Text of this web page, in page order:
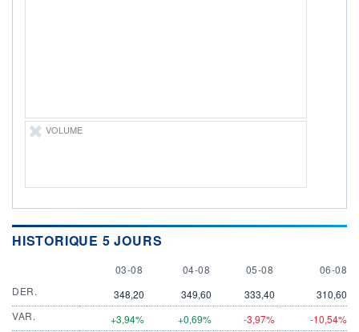
VOLUME
HISTORIQUE 5 JOURS
3 AUGUST
03-08 4 AUGUST
04-08 5 AUGUST
05-08 6
06-08
DER.
348,20 349,60 333,40
310,60
VAR.
+3,94% +0,69% -3,97%
-10,54%